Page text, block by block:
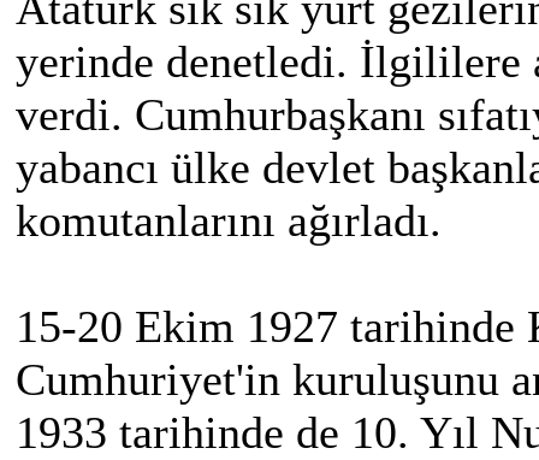
yerinde denetledi.
verdi. Cumhurbaşkanı
yabancı ülke devlet
komutanlarını ağırladı.
15-20 Ekim 1927 tarihinde
Cumhuriyet'in kuruluşunu
1933 tarihinde de 10. Yıl